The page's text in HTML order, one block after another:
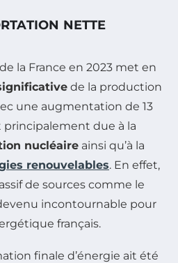
NETTE
la France en 2023 met en
de la production
une augmentation de 13
principalement due à la
nucléaire ainsi qu’à la
renouvelables. En effet,
de sources comme le
incontournable pour
français.
finale d’énergie ait été